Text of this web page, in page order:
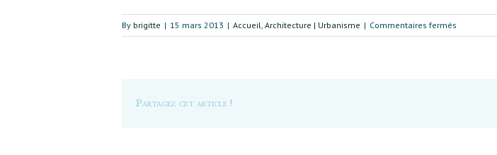
By brigitte | 15 mars 2013 | Accueil Architecture | Urbanisme | Commentaires fermés
Des
Partagez cet article !